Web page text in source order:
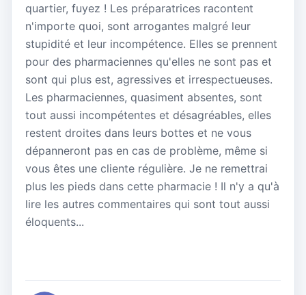
quartier, fuyez ! Les préparatrices racontent
n'importe quoi, sont arrogantes malgré leur
stupidité et leur incompétence. Elles se prennent
pour des pharmaciennes qu'elles ne sont pas et
sont qui plus est, agressives et irrespectueuses.
Les pharmaciennes, quasiment absentes, sont
tout aussi incompétentes et désagréables, elles
restent droites dans leurs bottes et ne vous
dépanneront pas en cas de problème, même si
vous êtes une cliente régulière. Je ne remettrai
plus les pieds dans cette pharmacie ! Il n'y a qu'à
lire les autres commentaires qui sont tout aussi
éloquents...